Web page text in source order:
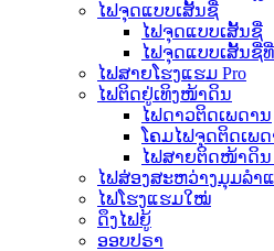
ໄຟຈຸດແບບເສັ້ນຊື່
ໄຟຈຸດແບບເສັ້ນຊື່
ໄຟຈຸດແບບເສັ້ນຊື່
ໄຟສາຍໂຮງແຮມ Pro
ໄຟຕິດຢູ່ເທິງໜ້າດິນ
ໄຟດາວຕິດເພດານ
ໂຄມໄຟຈຸດຕິດເພ
ໄຟສາຍຕິດໜ້າດິນ
ໄຟສ່ອງສະຫວ່າງມຸມລຳແ
ໄຟໂຮງແຮມໃໝ່
ດຶງໄຟຍູ້
ອອບປຣາ